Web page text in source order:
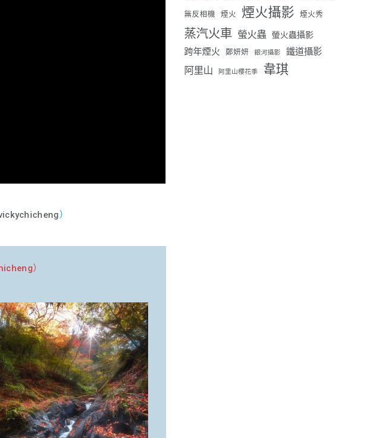
）
）
無反相機 煙火 煙火攝影 煙火秀
蒸汽火車 螢火蟲 螢火蟲攝影
跨年煙火 鄭妍妍 銀河攝影 鐵道攝影
阿里山 阿里山櫻花季 韋琪